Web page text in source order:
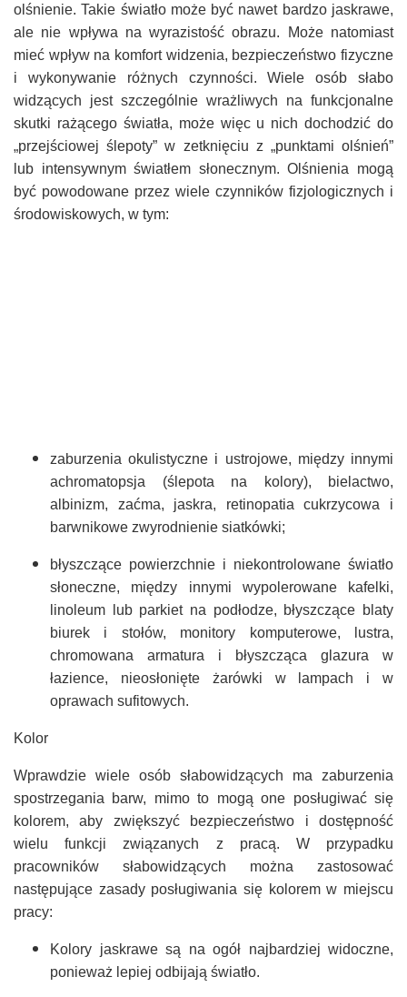
olśnienie. Takie światło może być nawet bardzo jaskrawe,
ale nie wpływa na wyrazistość obrazu. Może natomiast
mieć wpływ na komfort widzenia, bezpieczeństwo fizyczne
i wykonywanie różnych czynności. Wiele osób słabo
widzących jest szczególnie wrażliwych na funkcjonalne
skutki rażącego światła, może więc u nich dochodzić do
„przejściowej ślepoty” w zetknięciu z „punktami olśnień”
lub intensywnym światłem słonecznym. Olśnienia mogą
być powodowane przez wiele czynników fizjologicznych i
środowiskowych, w tym:
zaburzenia okulistyczne i ustrojowe, między innymi
achromatopsja (ślepota na kolory), bielactwo,
albinizm, zaćma, jaskra, retinopatia cukrzycowa i
barwnikowe zwyrodnienie siatkówki;
błyszczące powierzchnie i niekontrolowane światło
słoneczne, między innymi wypolerowane kafelki,
linoleum lub parkiet na podłodze, błyszczące blaty
biurek i stołów, monitory komputerowe, lustra,
chromowana armatura i błyszcząca glazura w
łazience, nieosłonięte żarówki w lampach i w
oprawach sufitowych.
Kolor
Wprawdzie wiele osób słabowidzących ma zaburzenia
spostrzegania barw, mimo to mogą one posługiwać się
kolorem, aby zwiększyć bezpieczeństwo i dostępność
wielu funkcji związanych z pracą. W przypadku
pracowników słabowidzących można zastosować
następujące zasady posługiwania się kolorem w miejscu
pracy:
Kolory jaskrawe są na ogół najbardziej widoczne,
ponieważ lepiej odbijają światło.